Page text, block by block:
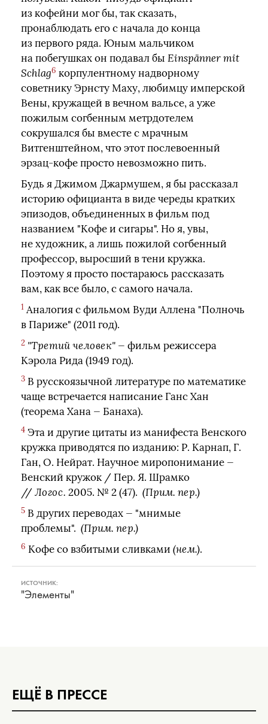
из кофейни мог бы, так сказать,
пронаблюдать его с начала до конца
из первого ряда. Юным мальчиком
на побегушках он подавал бы Einspänner mit
Schlag6 корпулентному надворному
советнику Эрнсту Маху, любимцу имперской
Вены, кружащей в вечном вальсе, а уже
пожилым согбенным метрдотелем
сокрушался бы вместе с мрачным
Витгенштейном, что этот послевоенный
эрзац-кофе просто невозможно пить.
Будь я Джимом Джармушем, я бы рассказал
историю официанта в виде череды кратких
эпизодов, объединенных в фильм под
названием "Кофе и сигары". Но я, увы,
не художник, а лишь пожилой согбенный
профессор, выросший в тени кружка.
Поэтому я просто постараюсь рассказать
вам, как все было, с самого начала.
1 Аналогия с фильмом Вуди Аллена "Полночь
в Париже" (2011 год).
2 "Третий человек" — фильм режиссера
Кэрола Рида (1949 год).
3 В русскоязычной литературе по математике
чаще встречается написание Ганс Хан
(теорема Хана — Банаха).
4 Эта и другие цитаты из манифеста Венского
кружка приводятся по изданию: Р. Карнап, Г.
Ган, О. Нейрат. Научное миропонимание —
Венский кружок / Пер. Я. Шрамко
//Логос. 2005. № 2 (47). (Прим. пер.)
5 В других переводах — "мнимые
проблемы". (Прим. пер.)
6 Кофе со взбитыми сливками (нем.).
ИСТОЧНИК:
"Элементы"
ЕЩЁ В ПРЕССЕ